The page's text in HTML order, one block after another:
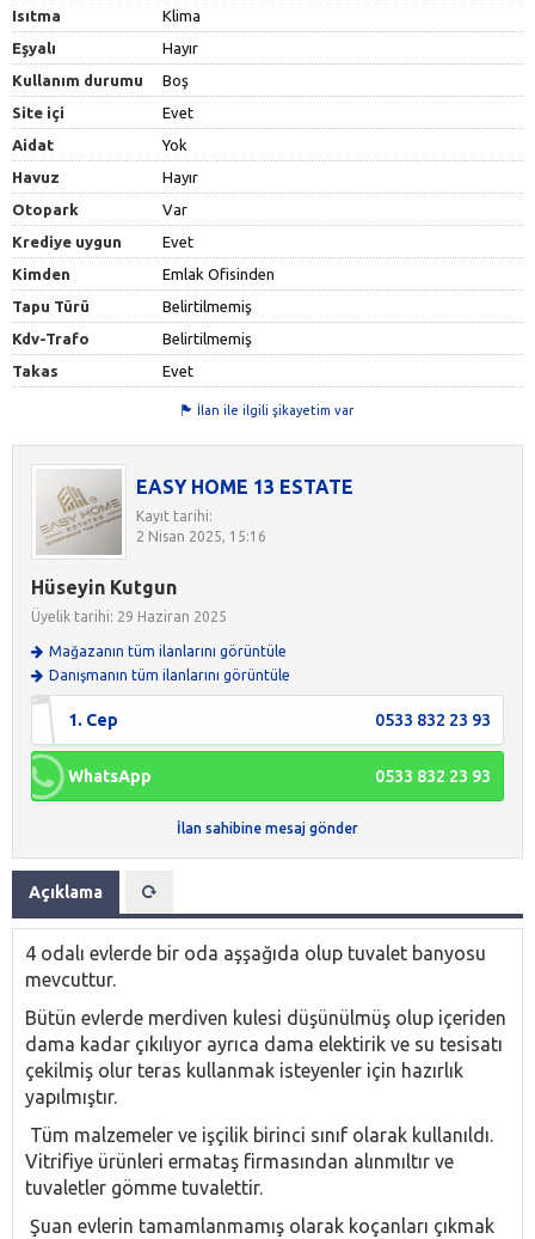
Isıtma
Klima
Eşyalı
Hayır
Kullanım durumu
Boş
Site içi
Evet
Aidat
Yok
Havuz
Hayır
Otopark
Var
Krediye uygun
Evet
Kimden
Emlak Ofisinden
Tapu Türü
Belirtilmemiş
Kdv-Trafo
Belirtilmemiş
Takas
Evet
İlan ile ilgili şikayetim var
EASY HOME 13 ESTATE
Kayıt tarihi:
2 Nisan 2025, 15:16
Hüseyin Kutgun
Üyelik tarihi: 29 Haziran 2025
Mağazanın tüm ilanlarını görüntüle
Danışmanın tüm ilanlarını görüntüle
1. Cep 0533 832 23 93
WhatsApp 0533 832 23 93
İlan sahibine mesaj gönder
Açıklama
4 odalı evlerde bir oda aşşağıda olup tuvalet banyosu
mevcuttur.
Bütün evlerde merdiven kulesi düşünülmüş olup içeriden
dama kadar çıkılıyor ayrıca dama elektirik ve su tesisatı
çekilmiş olur teras kullanmak isteyenler için hazırlık
yapılmıştır.
Tüm malzemeler ve işçilik birinci sınıf olarak kullanıldı.
Vitrifiye ürünleri ermataş firmasından alınmıltır ve
tuvaletler gömme tuvalettir.
Şuan evlerin tamamlanmamış olarak koçanları çıkmak